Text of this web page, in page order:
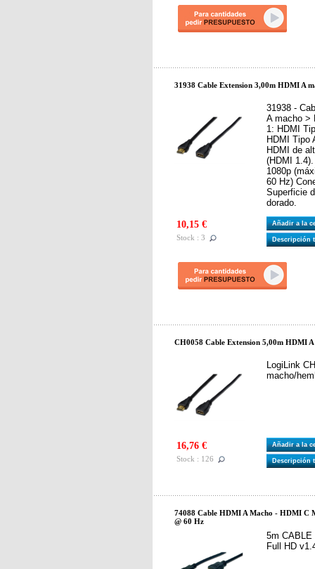
31938 Cable Extension 3,00m HDMI A
31938 -
A macho >
1: HDMI
HDMI Tipo
HDMI de
(HDMI
1080p
60 Hz)
Superficie
dorado.
10,15 €
Stock : 3
Añadir a la
Descripción
CH0058 Cable Extension 5,00m HDMI
LogiLink
macho/
16,76 €
Stock : 126
Añadir a la
Descripción
74088 Cable HDMI A Macho - HDMI C
@ 60 Hz
5m CABLE
Full HD